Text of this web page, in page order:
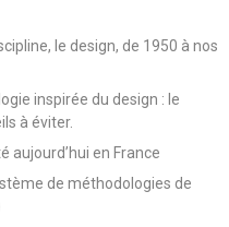
le design, de 1950 à nos
inspirée du design : le
à éviter.
aujourd’hui en France
de méthodologies de